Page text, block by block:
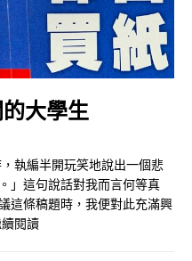
大學生
執編半開玩笑地說出一個悲
」這句說話對我而言何等真
這條稿題時，我便對此充滿興
閱讀